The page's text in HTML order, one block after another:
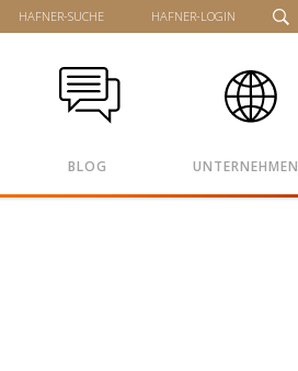
HAFNER-SUCHE HAFNER-LOGIN
BLOG UNTERNEHMEN